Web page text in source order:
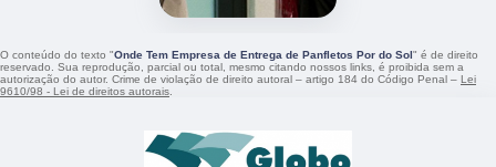
O conteúdo do texto "Onde Tem Empresa de Entrega de Panfletos Por do Sol" é de direito
reservado. Sua reprodução, parcial ou total, mesmo citando nossos links, é proibida sem a
autorização do autor. Crime de violação de direito autoral – artigo 184 do Código Penal – Lei
9610/98 - Lei de direitos autorais.